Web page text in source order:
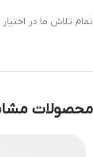
تمام تلاش ما در
محصولات